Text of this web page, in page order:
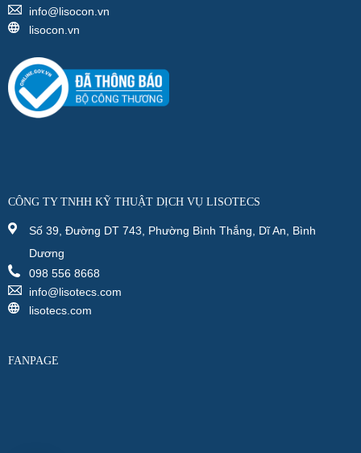
info@lisocon.vn
lisocon.vn
CÔNG TY TNHH KỸ THUẬT DỊCH VỤ LISOTECS
Số 39, Đường DT 743, Phường Bình Thắng, Dĩ An, Bình
Dương
098 556 8668
info@lisotecs.com
lisotecs.com
FANPAGE